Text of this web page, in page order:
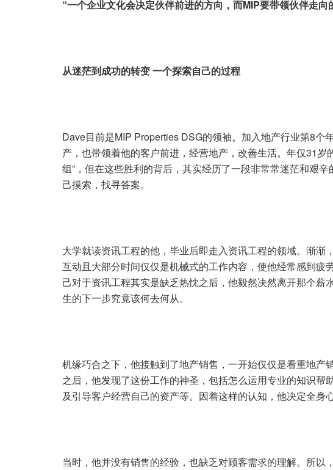
“一个企业文化会决定伙伴前进的方向，而MIP要带领伙伴走向
从迷茫到成功的转变一个探索自己的过程
Dave目前是MIP Properties DSG的领袖。加入地产行业第8个
产，也带领着他的客户前进，经营地产，改善生活。年仅31岁
组”，但在这些胜利的背后，其实经历了一段非常常迷茫和艰
己摸索，找寻答案。
大学就读资讯工程的他，毕业后即走入资讯工程的领域。渐渐
互动且大部分时间仅仅是机械式的工作内容，使他经常感到疲
己对于资讯工程其实是缺乏热忱之后，他毅然决然离开那个薪
生的下一步究竟该何去何从。
机缘巧合之下，他接触到了地产销售，一开始仅仅是看重地产
之后，他发现了这份工作的神圣，包括怎么运用专业的知识帮
及引导客户经营自己的资产等。因着这样的认知，他决定全身
当时，他并没有销售的经验，也缺乏对顾客需求的理解。所以